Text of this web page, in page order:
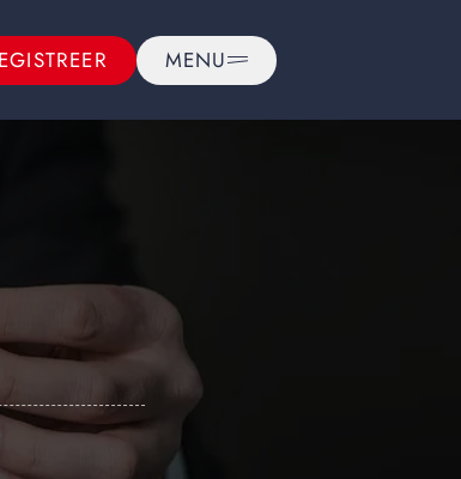
MENU